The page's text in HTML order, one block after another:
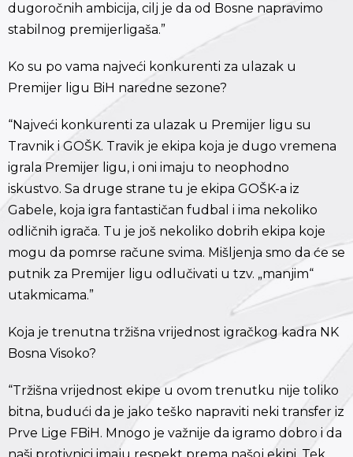
dugoročnih ambicija, cilj je da od Bosne napravimo
stabilnog premijerligaša.”
Ko su po vama najveći konkurenti za ulazak u
Premijer ligu BiH naredne sezone?
“Najveći konkurenti za ulazak u Premijer ligu su
Travnik i GOŠK. Travik je ekipa koja je dugo vremena
igrala Premijer ligu, i oni imaju to neophodno
iskustvo. Sa druge strane tu je ekipa GOŠK-a iz
Gabele, koja igra fantastičan fudbal i ima nekoliko
odličnih igrača. Tu je još nekoliko dobrih ekipa koje
mogu da pomrse račune svima. Mišljenja smo da će se
putnik za Premijer ligu odlučivati u tzv. „manjim“
utakmicama.”
Koja je trenutna tržišna vrijednost igračkog kadra NK
Bosna Visoko?
“Tržišna vrijednost ekipe u ovom trenutku nije toliko
bitna, budući da je jako teško napraviti neki transfer iz
Prve Lige FBiH. Mnogo je važnije da igramo dobro i da